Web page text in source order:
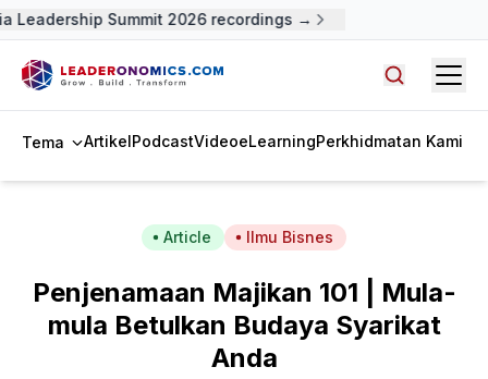
Summit 2026 recordings →
Tema ArtikelPodcastVideoeLearningPerkhidmatan Kami
Article Ilmu Bisnes
Penjenamaan Majikan 101 | Mula-
mula Betulkan Budaya Syarikat
Anda